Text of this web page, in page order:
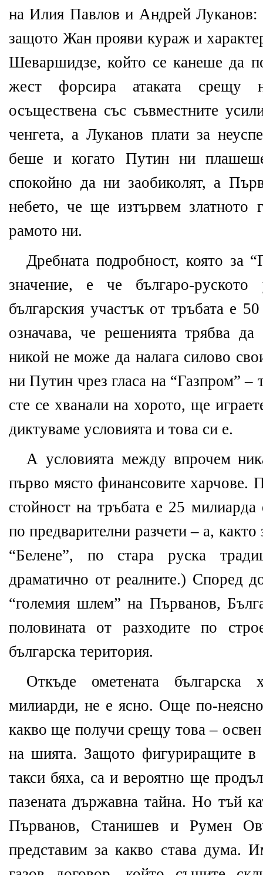
на Илия Павлов и Андрей Луканов:
защото Жан прояви кураж и
Шеваршидзе, който се канеше да
жест форсира атаката срещу
осъществена със съвместните
ченгета, а Луканов плати за
беше и когато Путин ни
спокойно да ни заобиколят, а
небето, че ще изтървем златното
рамото ни.
Дребната подробност, която за
значение, е че българо-
българския участък от тръбата е
означава, че решенията трябва
никой не може да налага силово
ни Путин чрез гласа на “Газпром” –
сте се хванали на хорото, ще
диктуваме условията и това си е.
А условията между впрочем
първо място финансовите харчове.
стойност на тръбата е 25
по предварителни разчети – а,
“Белене”, по стара руска
драматично от реалните.) Според
“големия шлем” на Първанов,
половината от разходите по
българска територия.
Откъде ометената
милиарди, не е ясно. Още по-
какво ще получи срещу това –
на шията. Защото фигуриращите в
такси бяха, са и вероятно ще
пазената държавна тайна. Но тъй
Първанов, Станишев и Румен
представим за какво става дума.